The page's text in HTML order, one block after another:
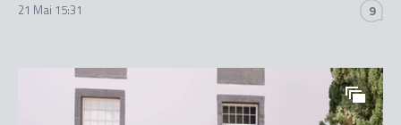
21 Mai 15:31 9